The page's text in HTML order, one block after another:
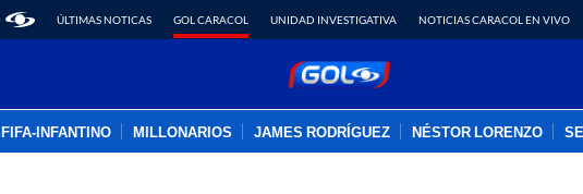
ÚLTIMAS NOTICAS GOL CARACOL UNIDAD INVESTIGATIVA NOTICIAS CARACOL EN VIVO
FIFA-INFANTINO MILLONARIOS JAMES RODRÍGUEZ NÉSTOR LORENZO